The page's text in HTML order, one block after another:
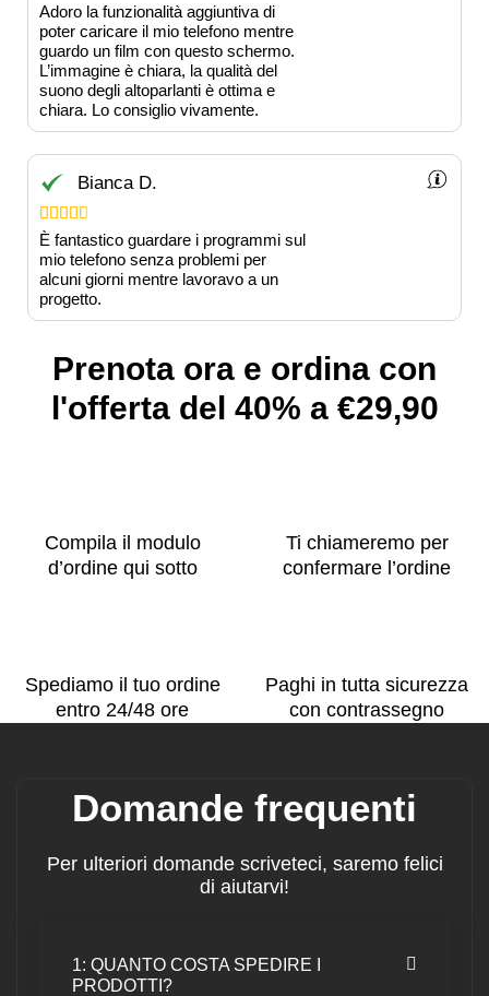
Adoro la funzionalità aggiuntiva di
poter caricare il mio telefono mentre
guardo un film con questo schermo.
L’immagine è chiara, la qualità del
suono degli altoparlanti è ottima e
chiara. Lo consiglio vivamente.
Bianca D.
    
È fantastico guardare i programmi sul
mio telefono senza problemi per
alcuni giorni mentre lavoravo a un
progetto.
Prenota ora e ordina con
l'offerta del 40% a €29,90
Compila il modulo
d’ordine qui sotto
Ti chiameremo per
confermare l’ordine
Spediamo il tuo ordine
entro 24/48 ore
Paghi in tutta sicurezza
con contrassegno
Domande frequenti
Per ulteriori domande scriveteci, saremo felici
di aiutarvi!
1: QUANTO COSTA SPEDIRE I
PRODOTTI?